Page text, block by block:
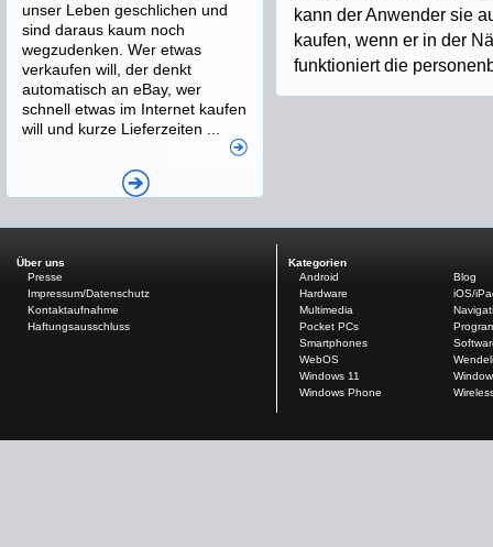
kann der Anwender sie
kaufen, wenn er in der
funktioniert die
unser Leben geschlichen und
sind daraus kaum noch
wegzudenken. Wer etwas
verkaufen will, der denkt
automatisch an eBay, wer
schnell etwas im Internet kaufen
will und kurze Lieferzeiten ...
Über uns
Presse
Impressum/Datenschutz
Kontaktaufnahme
Haftungsausschluss
Kategorien
Android
Blog
Hardware
iOS/
Multimedia
Pocket PCs
Smartphones
WebOS
Windows 11
Windows Phone